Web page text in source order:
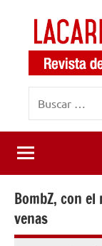
contenido
LaCarne
de
música
internacional
BombZ, con
venas